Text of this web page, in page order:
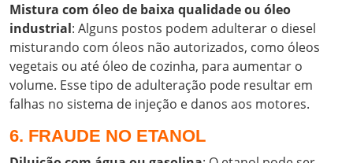
Mistura com óleo de baixa qualidade ou óleo
industrial: Alguns postos podem adulterar o diesel
misturando com óleos não autorizados, como óleos
vegetais ou até óleo de cozinha, para aumentar o
volume. Esse tipo de adulteração pode resultar em
falhas no sistema de injeção e danos aos motores.
6. FRAUDE NO ETANOL